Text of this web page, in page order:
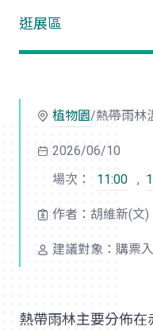
逛展區
植物園/熱帶雨林
2026/06/10
場次：
11:00 ,
作者：胡維新(文)
建議對象：購票
熱帶雨林主要分佈在